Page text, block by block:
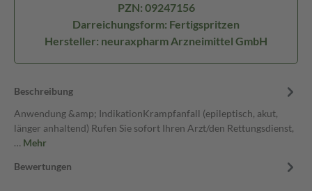
PZN: 09247156
Darreichungsform: Fertigspritzen
Hersteller: neuraxpharm Arzneimittel GmbH
Beschreibung
Anwendung &amp; IndikationKrampfanfall (epileptisch, akut,
länger anhaltend) Rufen Sie sofort Ihren Arzt/den Rettungsdienst,
… Mehr
Bewertungen